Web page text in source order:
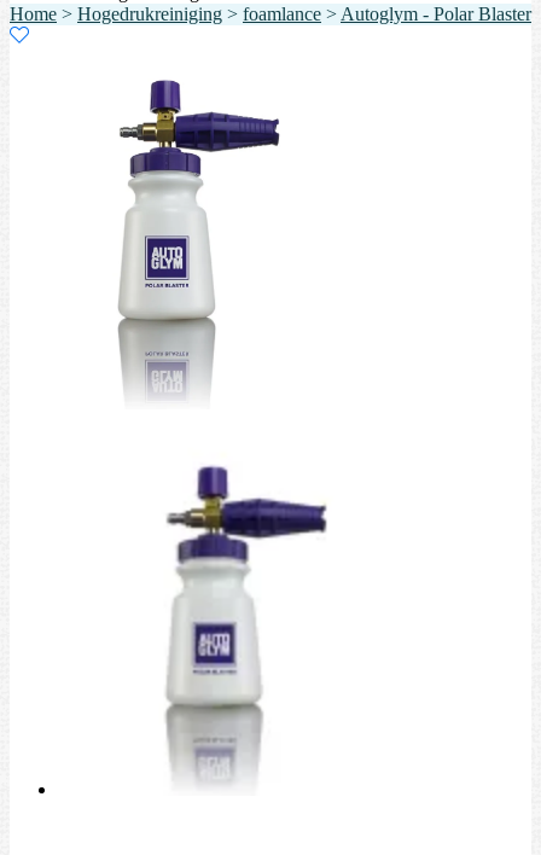
Home > Hogedrukreiniging > foamlance > Autoglym - Polar Blaster